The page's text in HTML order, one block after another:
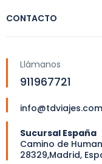
CONTACTO
Llámanos
911967721
info@tdviajes.com
Sucursal España
Camino de
28329,Madrid,